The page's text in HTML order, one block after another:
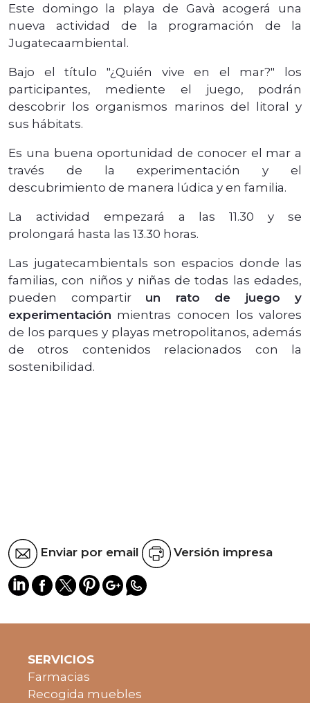
Este domingo la playa de Gavà acogerá una
nueva actividad de la programación de la
Jugatecaambiental.
Bajo el título "¿Quién vive en el mar?" los
participantes, mediente el juego, podrán
descobrir los organismos marinos del litoral y
sus hábitats.
Es una buena oportunidad de conocer el mar a
través de la experimentación y el
descubrimiento de manera lúdica y en familia.
La actividad empezará a las 11.30 y se
prolongará hasta las 13.30 horas.
Las jugatecambientals son espacios donde las
familias, con niños y niñas de todas las edades,
pueden compartir un rato de juego y
experimentación mientras conocen los valores
de los parques y playas metropolitanos, además
de otros contenidos relacionados con la
sostenibilidad.
Enviar por email Versión impresa
SERVICIOS
Farmacias
Recogida muebles